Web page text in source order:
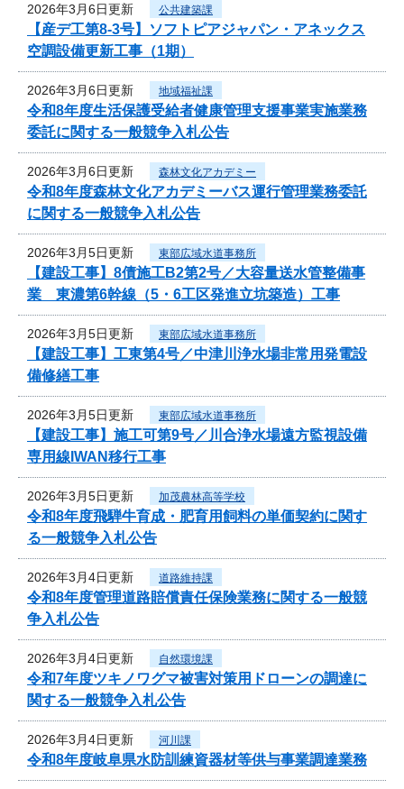
2026年3月6日更新 公共建築課
【産デ工第8-3号】ソフトピアジャパン・アネックス
空調設備更新工事（1期）
2026年3月6日更新 地域福祉課
令和8年度生活保護受給者健康管理支援事業実施業務
委託に関する一般競争入札公告
2026年3月6日更新 森林文化アカデミー
令和8年度森林文化アカデミーバス運行管理業務委託
に関する一般競争入札公告
2026年3月5日更新 東部広域水道事務所
【建設工事】8債施工B2第2号／大容量送水管整備事
業 東濃第6幹線（5・6工区発進立坑築造）工事
2026年3月5日更新 東部広域水道事務所
【建設工事】工東第4号／中津川浄水場非常用発電設
備修繕工事
2026年3月5日更新 東部広域水道事務所
【建設工事】施工可第9号／川合浄水場遠方監視設備
専用線IWAN移行工事
2026年3月5日更新 加茂農林高等学校
令和8年度飛騨牛育成・肥育用飼料の単価契約に関す
る一般競争入札公告
2026年3月4日更新 道路維持課
令和8年度管理道路賠償責任保険業務に関する一般競
争入札公告
2026年3月4日更新 自然環境課
令和7年度ツキノワグマ被害対策用ドローンの調達に
関する一般競争入札公告
2026年3月4日更新 河川課
令和8年度岐阜県水防訓練資器材等供与事業調達業務